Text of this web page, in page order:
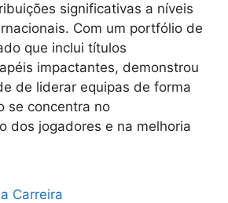
significativas a níveis
Com um portfólio de
que inclui títulos
impactantes, demonstrou
de liderar equipas de forma
se concentra no
dos jogadores e na melhoria
Carreira